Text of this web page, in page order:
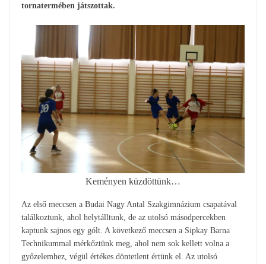
tornatermében játszottak.
Keményen küzdöttünk…
Az első meccsen a Budai Nagy Antal Szakgimnázium csapatával
találkoztunk, ahol helytálltunk, de az utolsó másodpercekben
kaptunk sajnos egy gólt. A következő meccsen a Sipkay Barna
Technikummal mérkőztünk meg, ahol nem sok kellett volna a
győzelemhez, végül értékes döntetlent értünk el. Az utolsó